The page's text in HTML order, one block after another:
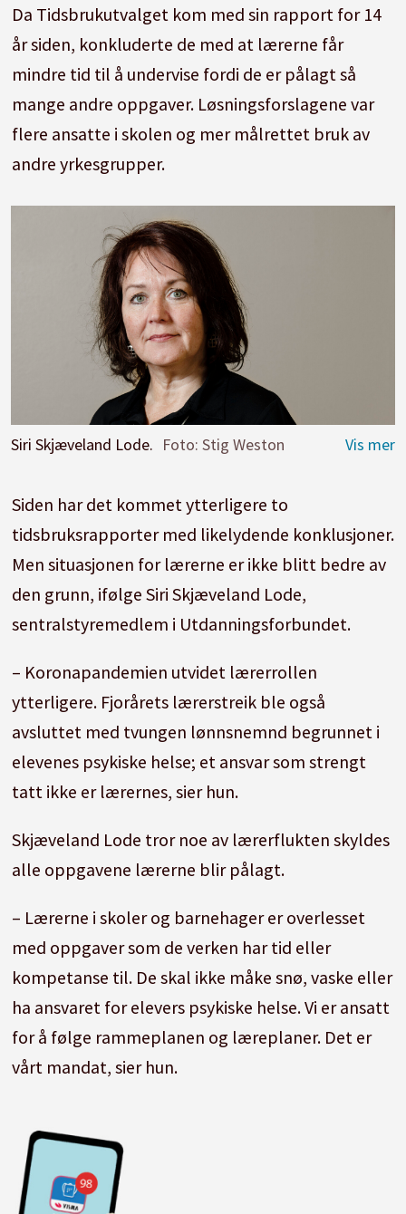
Da Tidsbrukutvalget kom med sin rapport for 14
år siden, konkluderte de med at lærerne får
mindre tid til å undervise fordi de er pålagt så
mange andre oppgaver. Løsningsforslagene var
flere ansatte i skolen og mer målrettet bruk av
andre yrkesgrupper.
Siri Skjæveland Lode. Foto: Stig Weston
Siden har det kommet ytterligere to
tidsbruksrapporter med likelydende konklusjoner.
Men situasjonen for lærerne er ikke blitt bedre av
den grunn, ifølge Siri Skjæveland Lode,
sentralstyremedlem i Utdanningsforbundet.
– Koronapandemien utvidet lærerrollen
ytterligere. Fjorårets lærerstreik ble også
avsluttet med tvungen lønnsnemnd begrunnet i
elevenes psykiske helse; et ansvar som strengt
tatt ikke er lærernes, sier hun.
Skjæveland Lode tror noe av lærerflukten skyldes
alle oppgavene lærerne blir pålagt.
– Lærerne i skoler og barnehager er overlesset
med oppgaver som de verken har tid eller
kompetanse til. De skal ikke måke snø, vaske eller
ha ansvaret for elevers psykiske helse. Vi er ansatt
for å følge rammeplanen og læreplaner. Det er
vårt mandat, sier hun.